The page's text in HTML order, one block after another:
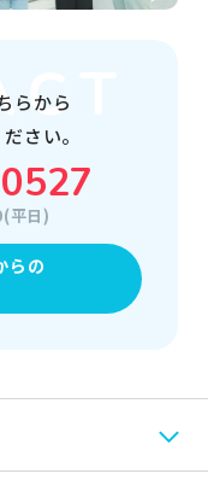
らから
さい。
平日)
らの